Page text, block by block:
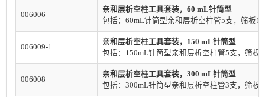
006006
亲和层析空柱工具套装，60 mL针筒型
包括：60mL针筒型亲和层析空柱管5支，筛板
006009-1
亲和层析空柱工具套装，150 mL针筒型
包括：150mL针筒型亲和层析空柱管5支，筛
006008
亲和层析空柱工具套装，300 mL针筒型
包括：300mL针筒型亲和层析空柱管3支，筛